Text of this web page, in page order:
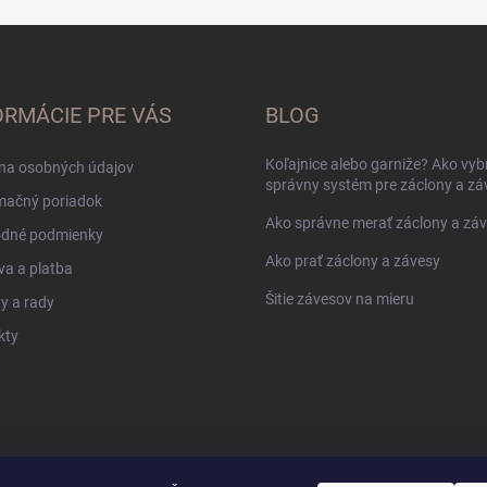
PRE VÁS
osobných údajov
poriadok
podmienky
a platba
a rady
BLOG
Koľajnice alebo garniže? Ako
správny systém pre záclony a
Ako správne merať záclony a
Ako prať záclony a závesy
Šitie závesov na mieru